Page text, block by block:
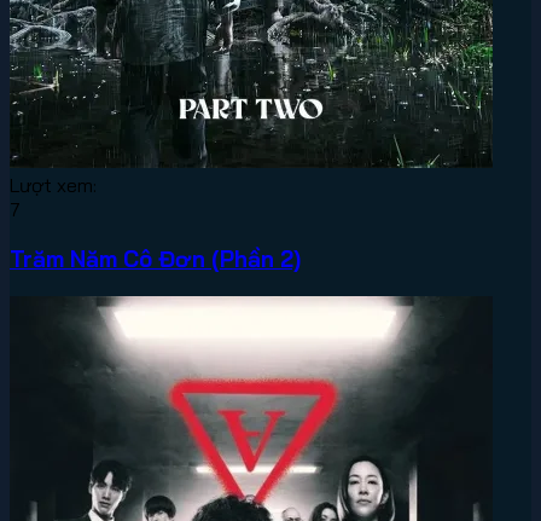
Lượt xem:
7
Trăm Năm Cô Đơn (Phần 2)